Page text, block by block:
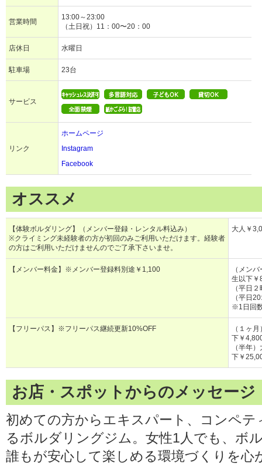
営業時間
13:00～23:00
（土日祝）11：00〜20：00
店休日 水曜日
駐車場 23台
サービス
リンク
ホームページ
Instagram
Facebook
オススメ
【体験ボルダリング】（メンバー登録・レンタル料込み）
※クライミング未経験者の方が初回のみご利用いただけます。経験者
の方はご利用いただけませんのでご了承下さいませ。
大人￥
【メンバー料金】※メンバー登録料別途￥1,100
（メン
生以下￥
（平日
（平日
※1日回
【フリーパス】※フリーパス継続更新10%OFF
（１ヶ
下￥
（半年
下￥
お店・スポットからのメッセージ
初めての方からエキスパート、コンペ
るボルダリングジム。女性1人でも、ボ
誰もが安心して楽しめる環境づくりを